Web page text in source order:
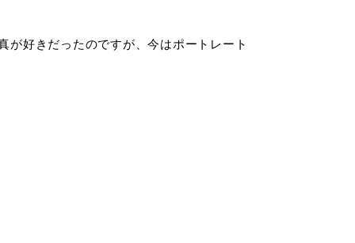
が好きだったのですが、今はポートレート